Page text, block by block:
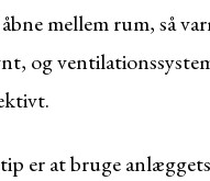
mellem rum, så
og
er at bruge anlæggets